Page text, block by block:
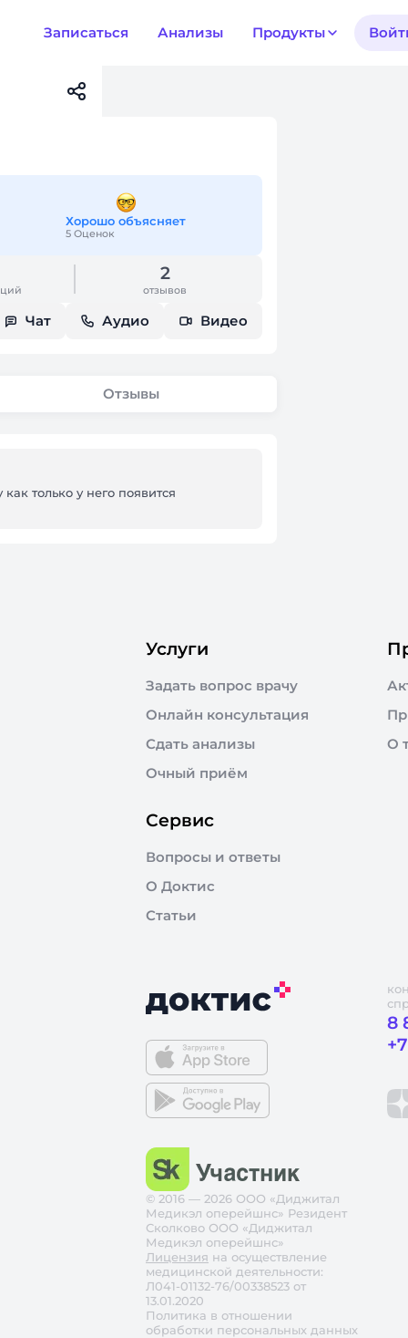
Записаться Анализы Продукты
Хорошо объясняет
5 Оценок
2
отзывов
Чат Аудио Видео
Отзывы
только у него появится
Услуги
Задать вопрос врачу
Онлайн консультация
Сдать анализы
Очный приём
О
Сервис
Вопросы и ответы
О Доктис
Статьи
8
© 2016 — 2026 ООО «Диджитал
Медикэл оперейшнс» Резидент
Сколково ООО «Диджитал
Медикэл оперейшнс»
Лицензия на осуществление
медицинской деятельности:
Л041-01132-76/00338523 от
13.01.2020
Политика в отношении
обработки персональных данных